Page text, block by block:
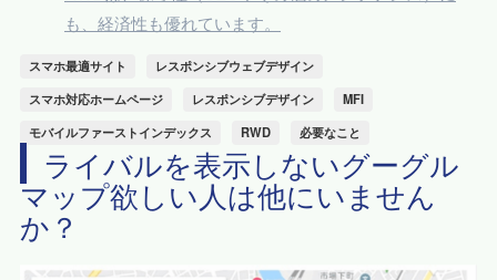
も、経済性も優れています。
スマホ最適サイト
レスポンシブウェブデザイン
スマホ対応ホームページ
レスポンシブデザイン
MFI
モバイルファーストインデックス
RWD 必要なこと
ライバルを表示しないグーグル
マップ欲しい人は他にいません
か？